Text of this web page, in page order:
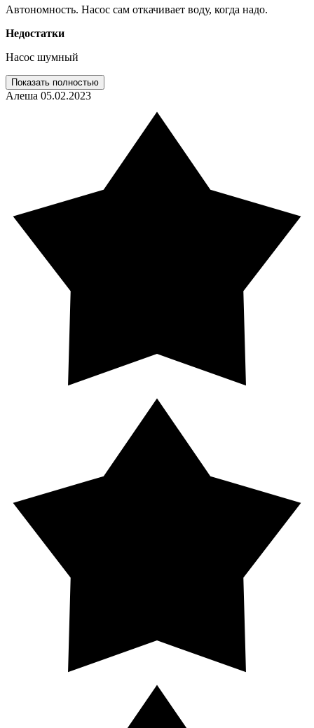
Автономность. Насос сам откачивает воду, когда надо.
Недостатки
Насос шумный
Показать полностью
Алеша 05.02.2023